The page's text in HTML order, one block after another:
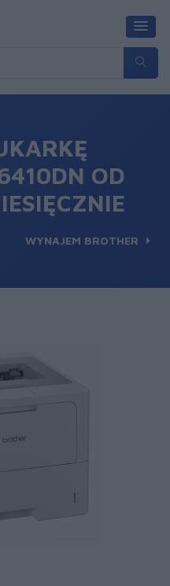
OD
WYNAJEM BROTHER